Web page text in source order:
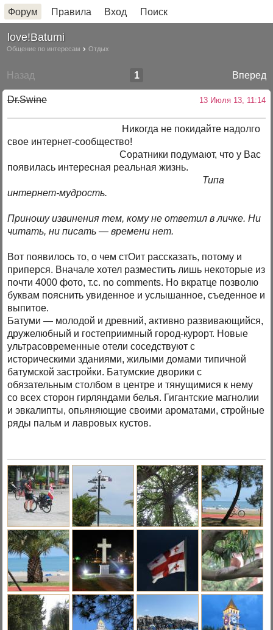
Форум Правила Вход Поиск
love!Batumi
Общение по интересам Отдых
Назад Вперед
1
Dr.Swine 13 Июля 13, 11:14
Никогда не покидайте надолго
свое интернет-сообщество!
Соратники подумают, что у Вас
появилась интересная реальная жизнь.
Типа
интернет-мудрость.
Приношу извинения тем, кому не ответил в личке. Ни
читать, ни писать — времени нет.
Вот появилось то, о чем стОит рассказать, потому и
приперся. Вначале хотел разместить лишь некоторые из
почти 4000 фото, т.с. no comments. Но вкратце позволю
буквам пояснить увиденное и услышанное, съеденное и
выпитое.
Батуми — молодой и древний, активно развивающийся,
дружелюбный и гостеприимный город-курорт. Новые
ультрасовременные отели соседствуют с
историческими зданиями, жилыми домами типичной
батумской застройки. Батумские дворики с
обязательным столбом в центре и тянущимися к нему
со всех сторон гирляндами белья. Гигантские магнолии
и эвкалипты, опьяняющие своими ароматами, стройные
ряды пальм и лавровых кустов.